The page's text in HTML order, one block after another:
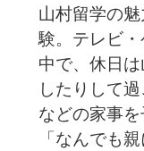
山村留学の
験。テレビ
中で、休日
したりして
などの家事
「なんでも